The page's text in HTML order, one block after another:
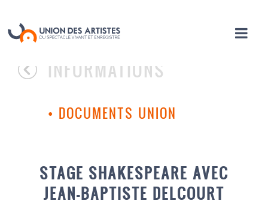
INFORMATIONS
• DOCUMENTS UNION
STAGE SHAKESPEARE AVEC
JEAN-BAPTISTE DELCOURT